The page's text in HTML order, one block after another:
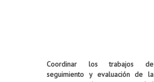
Coordinar los trabajos de
seguimiento y evaluación de la